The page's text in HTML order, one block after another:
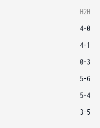
H2H
4-0
4-1
0-3
5-6
5-4
3-5